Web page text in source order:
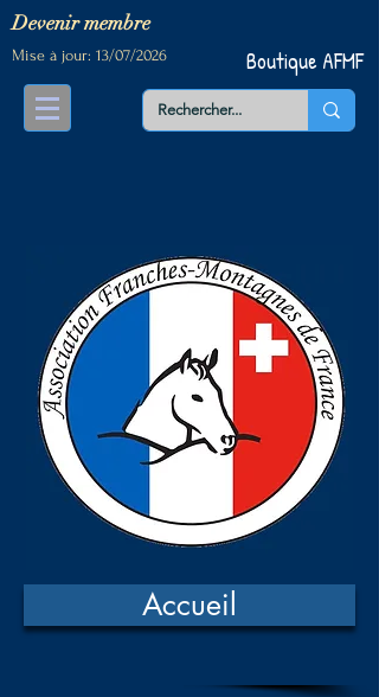
Devenir membre
Mise à jour: 13/07/2026 Boutique AFMF
Accueil